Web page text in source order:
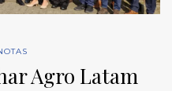
Agro Latam